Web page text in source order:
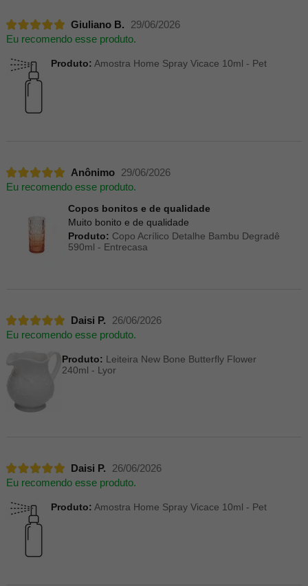
Giuliano B.
29/06/2026
Eu recomendo esse produto.
Produto: Amostra Home Spray Vicace 10ml - Pet
Anônimo
29/06/2026
Eu recomendo esse produto.
Copos bonitos e de qualidade
Muito bonito e de qualidade
Produto: Copo Acrílico Detalhe Bambu Degradê
590ml - Entrecasa
Daisi P.
26/06/2026
Eu recomendo esse produto.
Produto: Leiteira New Bone Butterfly Flower
240ml - Lyor
Daisi P.
26/06/2026
Eu recomendo esse produto.
Produto: Amostra Home Spray Vicace 10ml - Pet